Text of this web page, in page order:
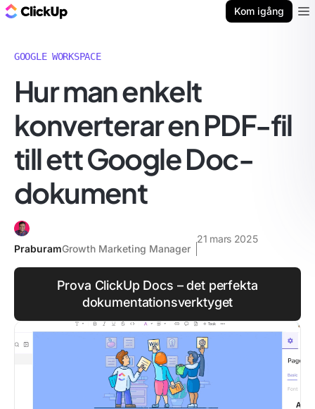
Kom igång
GOOGLE WORKSPACE
Hur man enkelt
konverterar en PDF-fil
till ett Google Doc-
dokument
PraburamGrowth Marketing Manager
21 mars 2025
Prova ClickUp Docs – det perfekta
dokumentationsverktyget